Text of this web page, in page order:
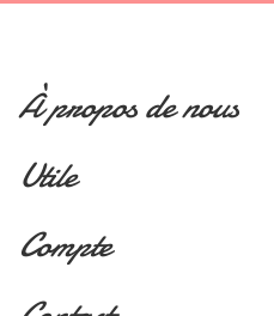
À propos de nous
Utile
Compte